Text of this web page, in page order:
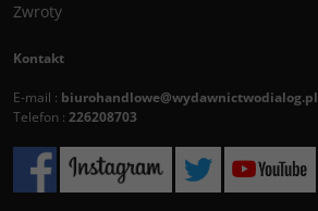
Zwroty
Kontakt
E-mail : biurohandlowe@wydawnictwodialog.pl
Telefon : 226208703